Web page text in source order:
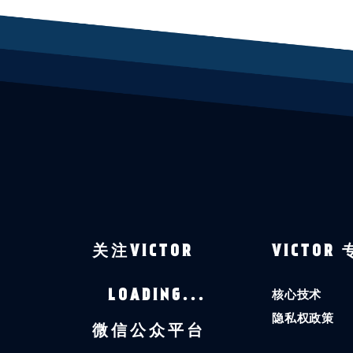
关注VICTOR
LOADING...
微信公众平台
VICTOR
核心技术
隐私权政策